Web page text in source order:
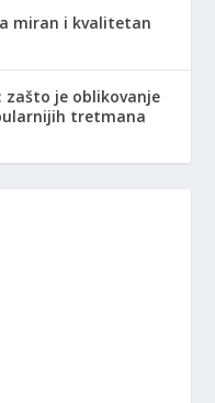
miran i kvalitetan
zašto je oblikovanje
tretmana